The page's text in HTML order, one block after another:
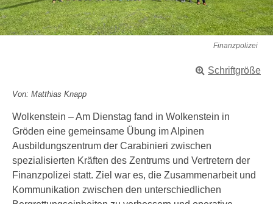
Finanzpolizei
Schriftgröße
Von: Matthias Knapp
Wolkenstein – Am Dienstag fand in Wolkenstein in
Gröden eine gemeinsame Übung im Alpinen
Ausbildungszentrum der Carabinieri zwischen
spezialisierten Kräften des Zentrums und Vertretern der
Finanzpolizei statt. Ziel war es, die Zusammenarbeit und
Kommunikation zwischen den unterschiedlichen